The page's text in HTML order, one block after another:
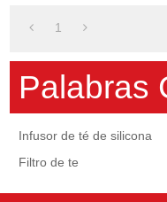
1
Palabras
Infusor de té de silicona
Filtro de te